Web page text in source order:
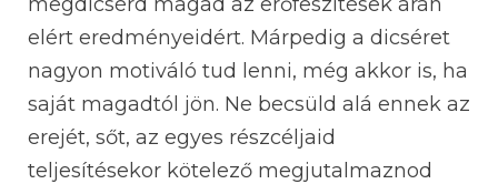
elért eredményeidért. Márpedig a dicséret
nagyon motiváló tud lenni, még akkor is, ha
saját magadtól jön. Ne becsüld alá ennek az
erejét, sőt, az egyes részcéljaid
teljesítésekor kötelező megjutalmaznod